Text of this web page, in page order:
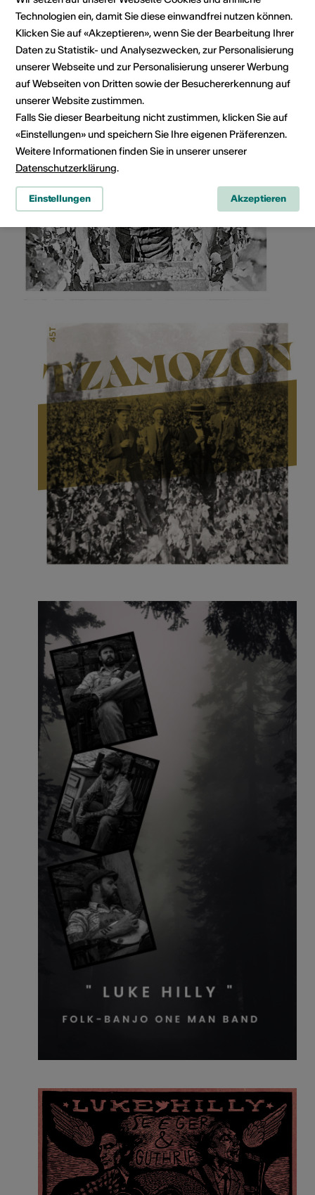
Technologien ein, damit Sie diese einwandfrei nutzen können.
Klicken Sie auf «Akzeptieren», wenn Sie der Bearbeitung Ihrer
Daten zu Statistik- und Analysezwecken, zur Personalisierung
unserer Webseite und zur Personalisierung unserer Werbung
auf Webseiten von Dritten sowie der Besuchererkennung auf
unserer Website zustimmen.
Falls Sie dieser Bearbeitung nicht zustimmen, klicken Sie auf
«Einstellungen» und speichern Sie Ihre eigenen Präferenzen.
Weitere Informationen finden Sie in unserer unserer
Datenschutzerklärung.
Einstellungen Akzeptieren